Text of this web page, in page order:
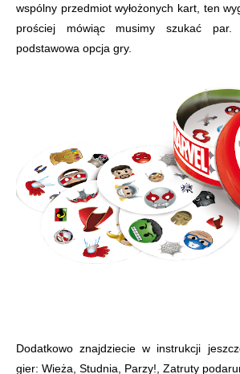
wspólny przedmiot wyłożonych kart, ten
prościej mówiąc musimy szukać par.
podstawowa opcja gry.
Dodatkowo znajdziecie w instrukcji
gier: Wieża, Studnia, Parzy!, Zatruty